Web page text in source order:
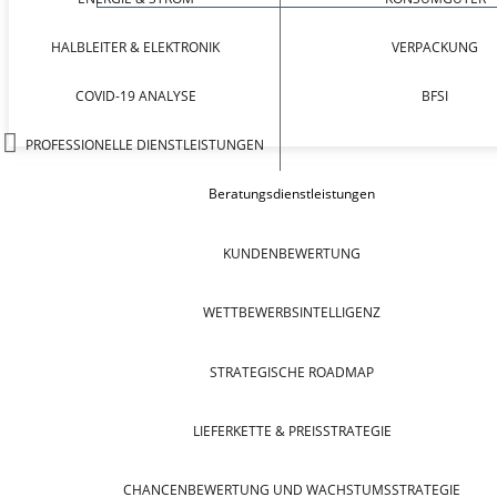
HALBLEITER & ELEKTRONIK
COVID-19 ANALYSE
PROFESSIONELLE DIENSTLEISTUNGEN
VERPACKUNG
BFSI
Beratungsdienstleistungen
KUNDENBEWERTUNG
WETTBEWERBSINTELLIGENZ
STRATEGISCHE ROADMAP
LIEFERKETTE & PREISSTRATEGIE
CHANCENBEWERTUNG UND WACHSTUMSSTRATEGIE